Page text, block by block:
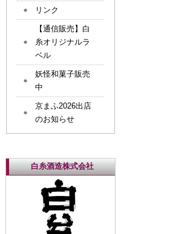
リンク
【通信販売】白
糸オリジナルラ
ベル
妖怪和菓子販売
中
京まふ2026出店
のお知らせ
白糸酒造株式会社